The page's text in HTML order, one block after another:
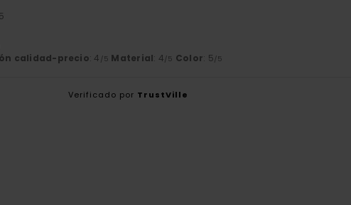
calidad-precio: 4 /5 Material: 4/5 Color: 5/5
Verificado por TrustVille